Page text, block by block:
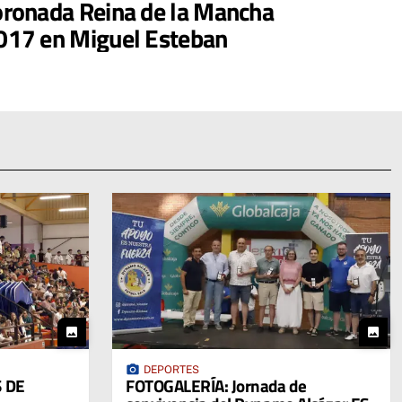
Reina de la Mancha
en Miguel Esteban
photo
DE
photo
photo_camera DEPORTES
FOTOGALERÍA: Jornada de